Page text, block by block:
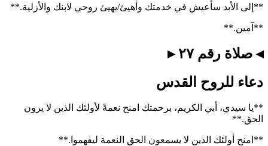
**إلى الأبد سأعيش في خدمتك وأهيئ/يهيئ روحي لابنك والأزلية.**
**آمين.**
◂ صلاة رقم ٢٧ ▸
دعاء للروح القدس
**يا سيدي، أبي الكريم، برحمتك امنح نعمةً لأولئك الذين لا يرون
الحق.**
**امنح أولئك الذين لا يسمعون الحق النعمة ليفهموا.**